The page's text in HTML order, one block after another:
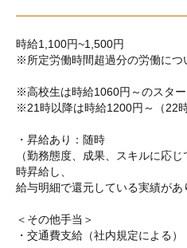
時給1,100円~1,500円
※所定労働時間超過分の労働につ
※高校生は時給1060円～のスタ
※21時以降は時給1200円～（22
・昇給あり：随時
（勤務態度、成果、スキルに応
時昇給し、
給与明細で還元している実績があ
＜その他手当＞
・交通費支給（社内規定による）